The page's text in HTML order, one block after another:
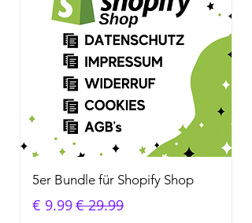
5er Bundle für Shopify Shop
سعر عاديسعر البيع